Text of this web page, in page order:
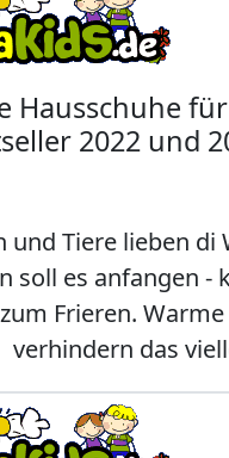
Hausschuhe
2022 und
und Tiere lieben di
soll es anfangen -
Frieren.
verhindern das